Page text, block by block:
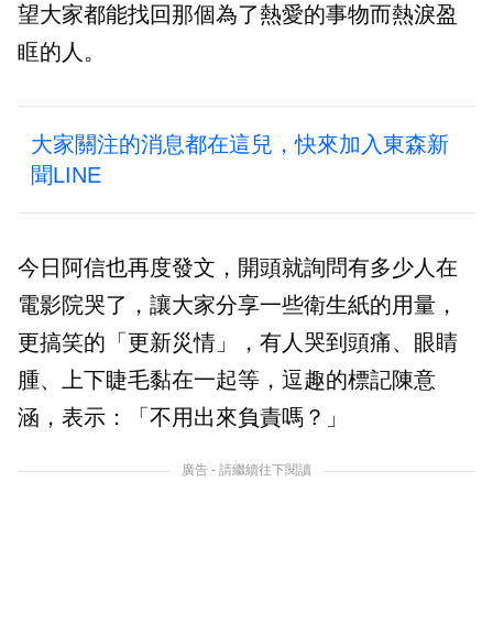
望大家都能找回那個為了熱愛的事物而熱淚盈
眶的人。
大家關注的消息都在這兒，快來加入東森新
聞LINE
今日阿信也再度發文，開頭就詢問有多少人在
電影院哭了，讓大家分享一些衛生紙的用量，
更搞笑的「更新災情」，有人哭到頭痛、眼睛
腫、上下睫毛黏在一起等，逗趣的標記陳意
涵，表示：「不用出來負責嗎？」
廣告 - 請繼續往下閱讀